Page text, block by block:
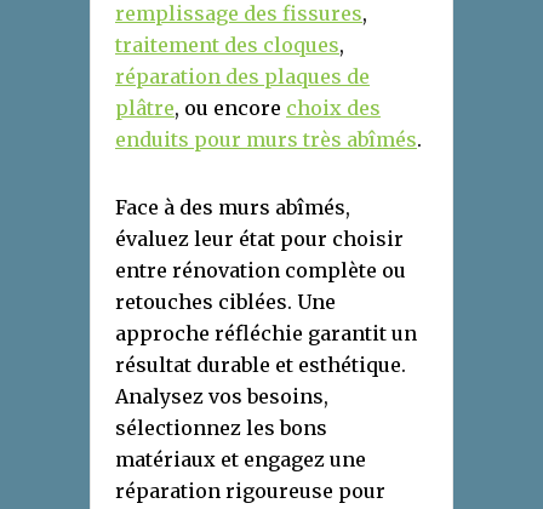
remplissage des fissures,
traitement des cloques,
réparation des plaques de
plâtre, ou encore choix des
enduits pour murs très abîmés.
Face à des murs abîmés,
évaluez leur état pour choisir
entre rénovation complète ou
retouches ciblées. Une
approche réfléchie garantit un
résultat durable et esthétique.
Analysez vos besoins,
sélectionnez les bons
matériaux et engagez une
réparation rigoureuse pour